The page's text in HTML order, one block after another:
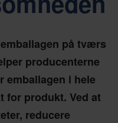
på tværs
producenterne
emballagen i hele
for produkt. Ved at
reducere